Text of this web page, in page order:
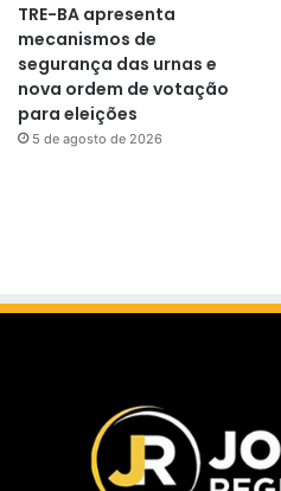
TRE-BA apresenta
mecanismos de
segurança das urnas e
nova ordem de votação
para eleições
5 de agosto de 2026